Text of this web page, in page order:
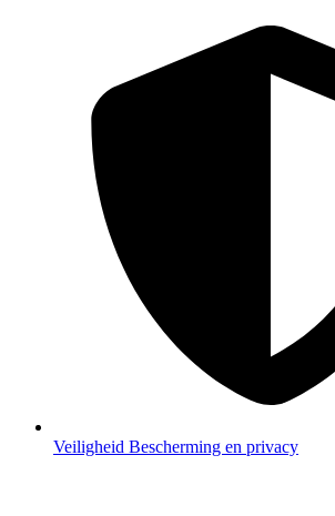
Veiligheid Bescherming en privacy